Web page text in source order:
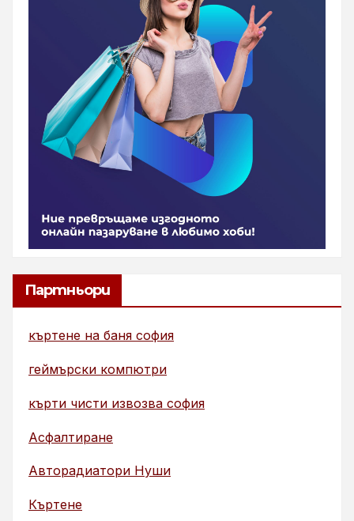
Партньори
къртене на баня софия
геймърски компютри
кърти чисти извозва софия
Асфалтиране
Авторадиатори Нуши
Къртене